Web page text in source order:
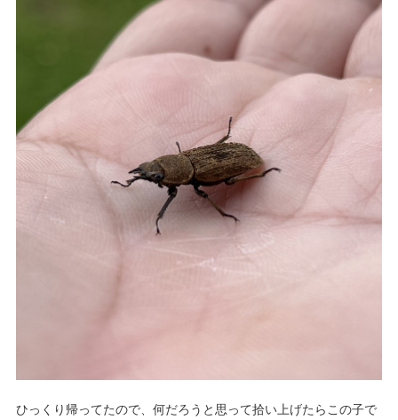
ひっくり帰ってたので、何だろうと思って拾い上げたらこの子で